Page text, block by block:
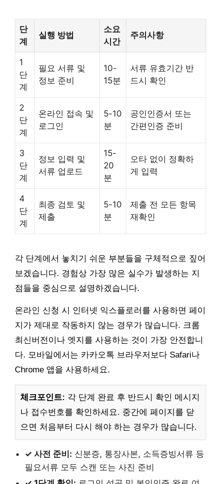
단
계
실행 방법
소요
시간
주의사항
1
단
계
필요 서류 및
정보 준비
10-
15분
서류 유효기간 반
드시 확인
2
단
계
온라인 접속 및
로그인
5-10
분
공인인증서 또는
간편인증 준비
3
단
계
정보 입력 및
서류 업로드
15-
20
분
오타 없이 정확하
게 입력
4
단
계
최종 검토 및
제출
5-10
분
제출 전 모든 항목
재확인
각 단계에서 놓치기 쉬운 부분들을 구체적으로 짚어
보겠습니다. 경험상 가장 많은 실수가 발생하는 지
점들을 중심으로 설명하겠습니다.
온라인 신청 시 인터넷 익스플로러를 사용하면 페이
지가 제대로 작동하지 않는 경우가 많습니다. 크롬
최신버전이나 엣지를 사용하는 것이 가장 안전합니
다. 모바일에서는 카카오톡 브라우저보다 Safari나
Chrome 앱을 사용하세요.
체크포인트: 각 단계 완료 후 반드시 확인 메시지
나 접수번호를 확인하세요. 중간에 페이지를 닫
으면 처음부터 다시 해야 하는 경우가 많습니다.
✓ 사전 준비: 신분증, 통장사본, 소득증빙서류 등
필요서류 모두 스캔 또는 사진 준비